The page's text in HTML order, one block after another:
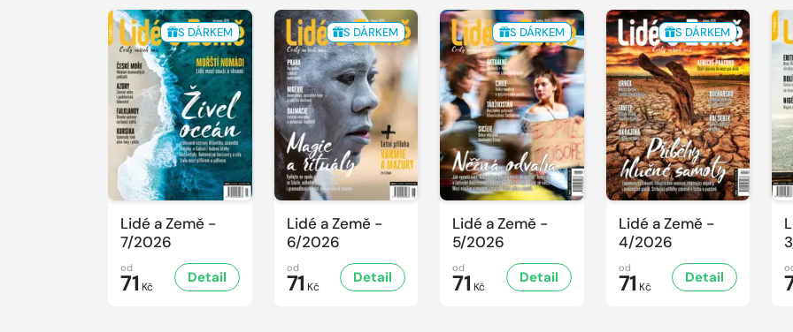
S DÁRKEM
Lidé a Země -
7/2026
od
71 Kč
Detail
S DÁRKEM
Lidé a Země -
6/2026
od
71 Kč
Detail
S DÁRKEM
Lidé a Země -
5/2026
od
71 Kč
Detail
S DÁRKEM
Lidé a Země -
4/2026
od
71 Kč
Detail